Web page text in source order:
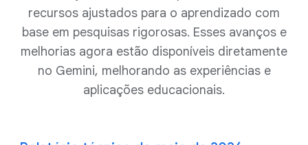
recursos ajustados para o aprendizado com
base em pesquisas rigorosas. Esses avanços e
melhorias agora estão disponíveis diretamente
no Gemini, melhorando as experiências e
aplicações educacionais.